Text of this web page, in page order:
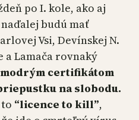
po I. kole, ako aj
budú mať
Vsi, Devínskej N.
a Lamača rovnaký
modrým certifikátom
na slobodu.
“licence to kill”,